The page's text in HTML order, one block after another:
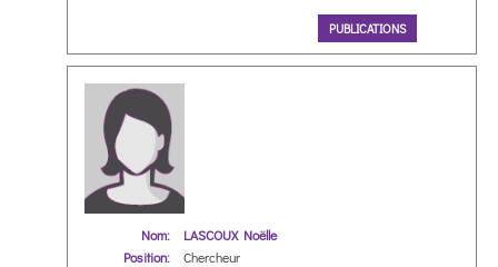
PUBLICATIONS
Nom:
LASCOUX Noëlle
Position:
Chercheur